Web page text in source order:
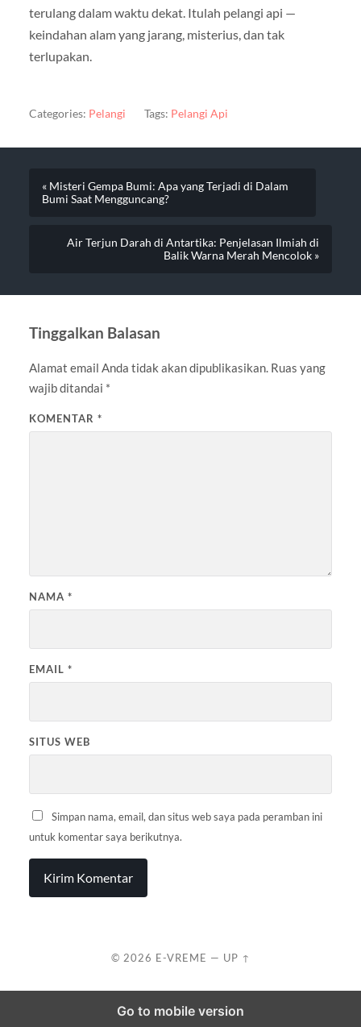
terulang dalam waktu dekat. Itulah pelangi api —
keindahan alam yang jarang, misterius, dan tak
terlupakan.
Categories: Pelangi Tags: Pelangi Api
« Misteri Gempa Bumi: Apa yang Terjadi di Dalam
Bumi Saat Mengguncang?
Air Terjun Darah di Antartika: Penjelasan Ilmiah di
Balik Warna Merah Mencolok »
Tinggalkan Balasan
Alamat email Anda tidak akan dipublikasikan. Ruas yang
wajib ditandai *
KOMENTAR *
NAMA *
EMAIL *
SITUS WEB
Simpan nama, email, dan situs web saya pada peramban ini
untuk komentar saya berikutnya.
© 2026 E-VREME — UP ↑
Go to mobile version